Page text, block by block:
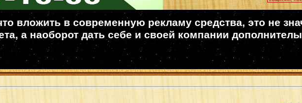
вложить в современную рекламу средства, это не
а наоборот дать себе и своей компании